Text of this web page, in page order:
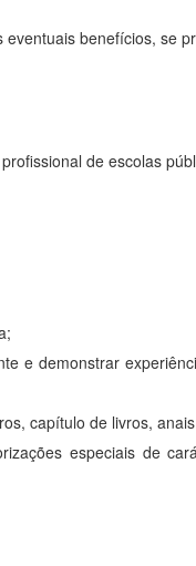
benefícios, se
de escolas
e demonstrar
capítulo de livros,
especiais de